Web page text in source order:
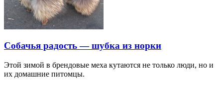
Собачья радость — шубка из норки
Этой зимой в брендовые меха кутаются не только люди, но и
их домашние питомцы.